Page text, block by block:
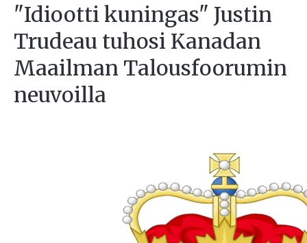
"Idiootti kuningas" Justin
Trudeau tuhosi Kanadan
Maailman Talousfoorumin
neuvoilla